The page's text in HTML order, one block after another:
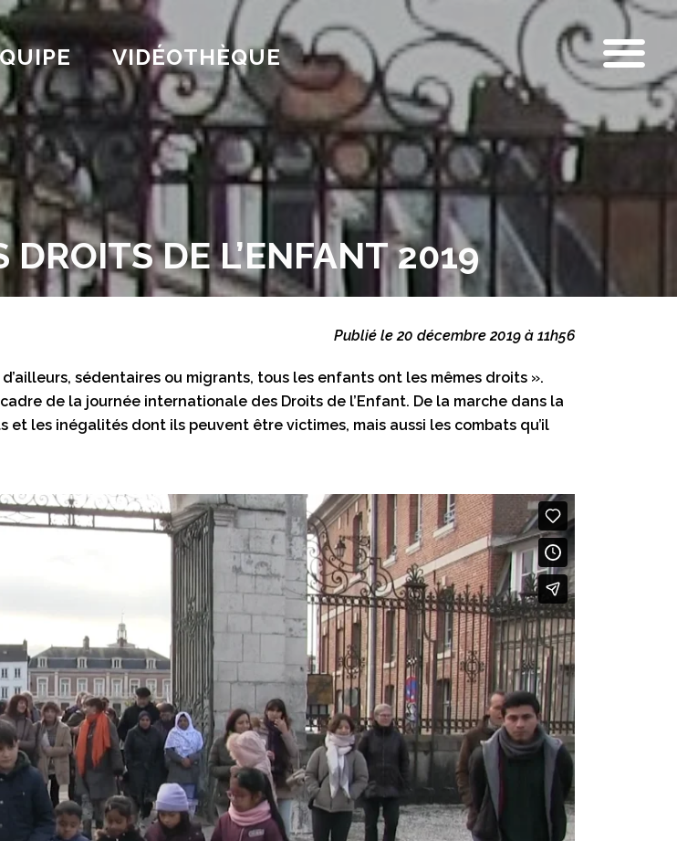
VIDÉOTHÈQUE
DE L’ENFANT 2019
Publié le 20 décembre 2019 à 11h56
sédentaires ou migrants, tous les enfants ont les mêmes droits ».
de la journée internationale des Droits de l’Enfant. De la marche dans la
les inégalités dont ils peuvent être victimes, mais aussi les combats qu’il